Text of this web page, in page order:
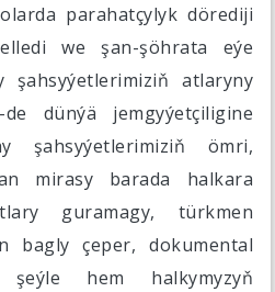
parahatçylyk dörediji
we şan-şöhrata eýe
atlaryny
de dünýä jemgyýetçiligine
şahsyýetlerimiziň ömri,
mirasy barada halkara
guramagy, türkmen
bagly çeper, dokumental
hem halkymyzyň